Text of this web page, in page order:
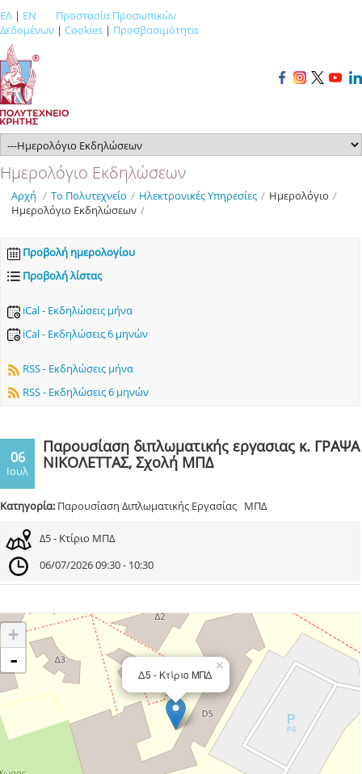
ΕΛ | EN
Προστασία Προσωπικών
Δεδομένων | Cookies | Προσβασιμότητα
Ημερολόγιο Εκδηλώσεων
Αρχή / Το Πολυτεχνείο / Ηλεκτρονικές Υπηρεσίες / Ημερολόγιο /
Ημερολόγιο Εκδηλώσεων /
Προβολή ημερολογίου
Προβολή λίστας
iCal - Εκδηλώσεις μήνα
iCal - Εκδηλώσεις 6 μηνών
RSS - Εκδηλώσεις μήνα
RSS - Εκδηλώσεις 6 μηνών
06
Ιουλ
Παρουσίαση διπλωματικής εργασιας κ. ΓΡΑΨΑ
ΝΙΚΟΛΕΤΤΑΣ, Σχολή ΜΠΔ
Κατηγορία: Παρουσίαση Διπλωματικής Εργασίας ΜΠΔ
Δ5 - Κτίριο ΜΠΔ
06/07/2026 09:30 - 10:30
×
Δ5 - Κτίριο ΜΠΔ
+
-